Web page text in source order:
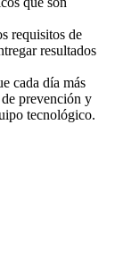
requisitos de
resultados
cada día más
prevención y
tecnológico.